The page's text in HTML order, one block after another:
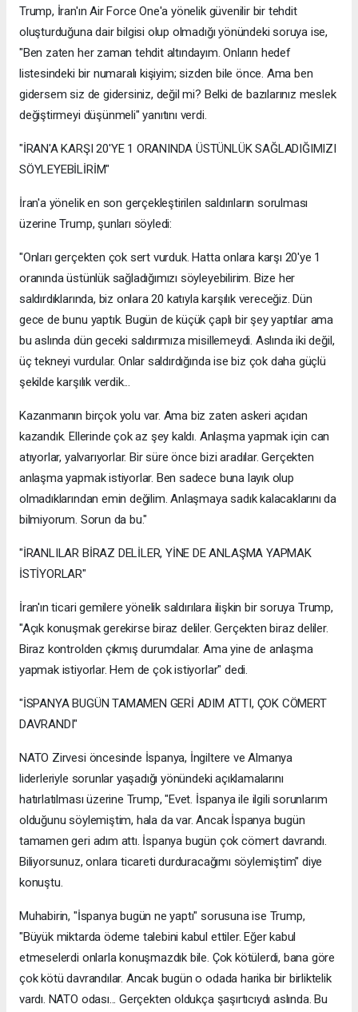
Trump, İran'ın Air Force One'a yönelik güvenilir bir tehdit
oluşturduğuna dair bilgisi olup olmadığı yönündeki soruya ise,
"Ben zaten her zaman tehdit altındayım. Onların hedef
listesindeki bir numaralı kişiyim; sizden bile önce. Ama ben
gidersem siz de gidersiniz, değil mi? Belki de bazılarınız meslek
değiştirmeyi düşünmeli" yanıtını verdi.
"İRAN'A KARŞI 20'YE 1 ORANINDA ÜSTÜNLÜK SAĞLADIĞIMIZI
SÖYLEYEBİLİRİM"
İran'a yönelik en son gerçekleştirilen saldırıların sorulması
üzerine Trump, şunları söyledi:
"Onları gerçekten çok sert vurduk. Hatta onlara karşı 20'ye 1
oranında üstünlük sağladığımızı söyleyebilirim. Bize her
saldırdıklarında, biz onlara 20 katıyla karşılık vereceğiz. Dün
gece de bunu yaptık. Bugün de küçük çaplı bir şey yaptılar ama
bu aslında dün geceki saldırımıza misillemeydi. Aslında iki değil,
üç tekneyi vurdular. Onlar saldırdığında ise biz çok daha güçlü
şekilde karşılık verdik...
Kazanmanın birçok yolu var. Ama biz zaten askeri açıdan
kazandık. Ellerinde çok az şey kaldı. Anlaşma yapmak için can
atıyorlar, yalvarıyorlar. Bir süre önce bizi aradılar. Gerçekten
anlaşma yapmak istiyorlar. Ben sadece buna layık olup
olmadıklarından emin değilim. Anlaşmaya sadık kalacaklarını da
bilmiyorum. Sorun da bu."
"İRANLILAR BİRAZ DELİLER, YİNE DE ANLAŞMA YAPMAK
İSTİYORLAR"
İran'ın ticari gemilere yönelik saldırılara ilişkin bir soruya Trump,
"Açık konuşmak gerekirse biraz deliler. Gerçekten biraz deliler.
Biraz kontrolden çıkmış durumdalar. Ama yine de anlaşma
yapmak istiyorlar. Hem de çok istiyorlar" dedi.
"İSPANYA BUGÜN TAMAMEN GERİ ADIM ATTI, ÇOK CÖMERT
DAVRANDI"
NATO Zirvesi öncesinde İspanya, İngiltere ve Almanya
liderleriyle sorunlar yaşadığı yönündeki açıklamalarını
hatırlatılması üzerine Trump, "Evet. İspanya ile ilgili sorunlarım
olduğunu söylemiştim, hala da var. Ancak İspanya bugün
tamamen geri adım attı. İspanya bugün çok cömert davrandı.
Biliyorsunuz, onlara ticareti durduracağımı söylemiştim" diye
konuştu.
Muhabirin, "İspanya bugün ne yaptı" sorusuna ise Trump,
"Büyük miktarda ödeme talebini kabul ettiler. Eğer kabul
etmeselerdi onlarla konuşmazdık bile. Çok kötülerdi, bana göre
çok kötü davrandılar. Ancak bugün o odada harika bir birliktelik
vardı. NATO odası... Gerçekten oldukça şaşırtıcıydı aslında. Bu